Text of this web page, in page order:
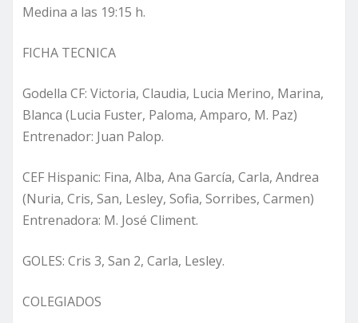
Medina a las 19:15 h.
FICHA TECNICA
Godella CF: Victoria, Claudia, Lucia Merino, Marina,
Blanca (Lucia Fuster, Paloma, Amparo, M. Paz)
Entrenador: Juan Palop.
CEF Hispanic: Fina, Alba, Ana García, Carla, Andrea
(Nuria, Cris, San, Lesley, Sofia, Sorribes, Carmen)
Entrenadora: M. José Climent.
GOLES: Cris 3, San 2, Carla, Lesley.
COLEGIADOS